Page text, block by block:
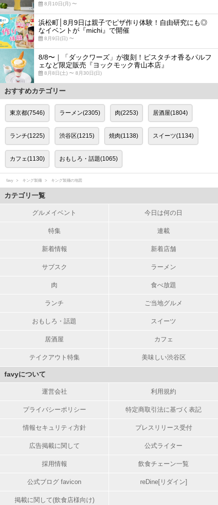
8月10日(月) 〜
浜松町│8月9日は親子でピザ作り体験！自由研究にも◎
なイベントが『michi』で開催
8月9日(日) 〜
8/8〜｜「ダックワーズ」が復刻！ピスタチオ香るパルフ
ェなど限定販売『ヨックモック青山本店』
8月8日(土) 〜 8月30日(日)
おすすめカテゴリー
東京都(7546) ラーメン(2305) 肉(2253) 居酒屋(1804)
ランチ(1225) 渋谷区(1215) 焼肉(1138) スイーツ(1134)
カフェ(1130) おもしろ・話題(1065)
favy キング製麺 キング製麺の地図
カテゴリ一覧
グルメイベント 今日は何の日
特集 連載
新着情報 新着店舗
サブスク ラーメン
肉 食べ放題
ランチ ご当地グルメ
おもしろ・話題 スイーツ
居酒屋 カフェ
テイクアウト特集 美味しい渋谷区
favyについて
運営会社 利用規約
プライバシーポリシー 特定商取引法に基づく表記
情報セキュリティ方針 プレスリリース受付
広告掲載に関して 公式ライター
採用情報 飲食チェーン一覧
公式ブログ favicon reDine[リダイン]
掲載に関して(飲食店様向け)